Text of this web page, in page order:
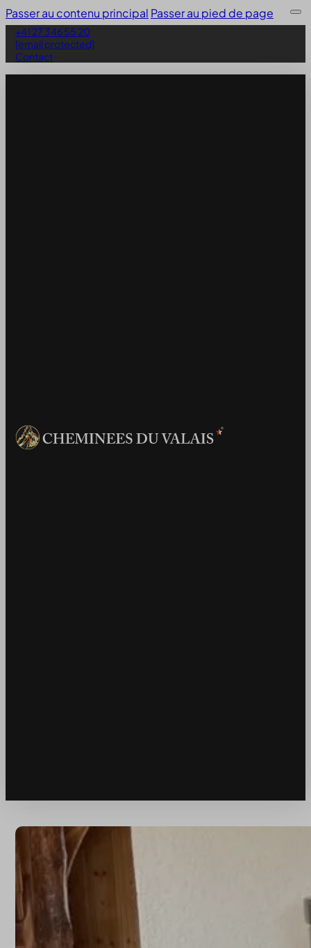
Passer au contenu principal Passer au pied de page
+41 27 346 55 20
[email protected]
Contact